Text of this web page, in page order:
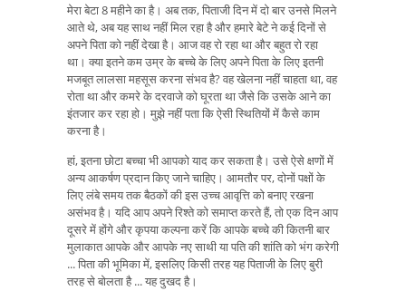
मेरा बेटा 8 महीने का है। अब तक, पिताजी दिन में दो बार उनसे मिलने
आते थे, अब यह साथ नहीं मिल रहा है और हमारे बेटे ने कई दिनों से
अपने पिता को नहीं देखा है। आज वह रो रहा था और बहुत रो रहा
था। क्या इतने कम उम्र के बच्चे के लिए अपने पिता के लिए इतनी
मजबूत लालसा महसूस करना संभव है? वह खेलना नहीं चाहता था, वह
रोता था और कमरे के दरवाजे को घूरता था जैसे कि उसके आने का
इंतजार कर रहा हो। मुझे नहीं पता कि ऐसी स्थितियों में कैसे काम
करना है।
हां, इतना छोटा बच्चा भी आपको याद कर सकता है। उसे ऐसे क्षणों में
अन्य आकर्षण प्रदान किए जाने चाहिए। आमतौर पर, दोनों पक्षों के
लिए लंबे समय तक बैठकों की इस उच्च आवृत्ति को बनाए रखना
असंभव है। यदि आप अपने रिश्ते को समाप्त करते हैं, तो एक दिन आप
दूसरे में होंगे और कृपया कल्पना करें कि आपके बच्चे की कितनी बार
मुलाकात आपके और आपके नए साथी या पति की शांति को भंग करेगी
... पिता की भूमिका में, इसलिए किसी तरह यह पिताजी के लिए बुरी
तरह से बोलता है ... यह दुखद है।